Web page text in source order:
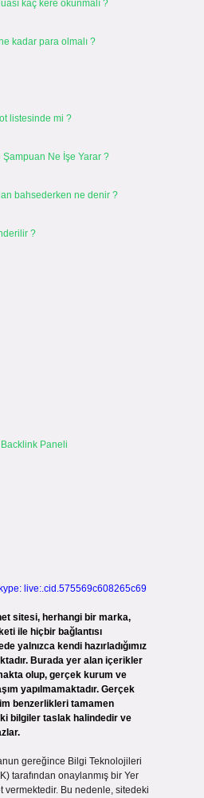
kaç kere okunmalı ?
kadar para olmalı ?
listesinde mi ?
Ne İşe Yarar ?
bahsederken ne denir ?
?
live:.cid.575569c608265c69
sitesi, herhangi bir marka,
ile hiçbir bağlantısı
yalnızca kendi hazırladığımız
Burada yer alan içerikler
olup, gerçek kurum ve
yapılmamaktadır. Gerçek
benzerlikleri tamamen
bilgiler taslak halindedir ve
gereğince Bilgi Teknolojileri
tarafından onaylanmış bir Yer
vermektedir. Bu nedenle, sitedeki